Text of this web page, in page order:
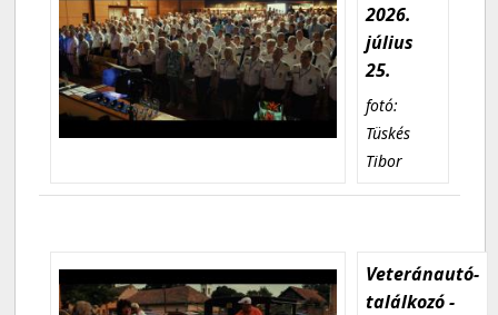
2026.
július
25.
fotó:
Tüskés
Tibor
Veteránautó-
találkozó -